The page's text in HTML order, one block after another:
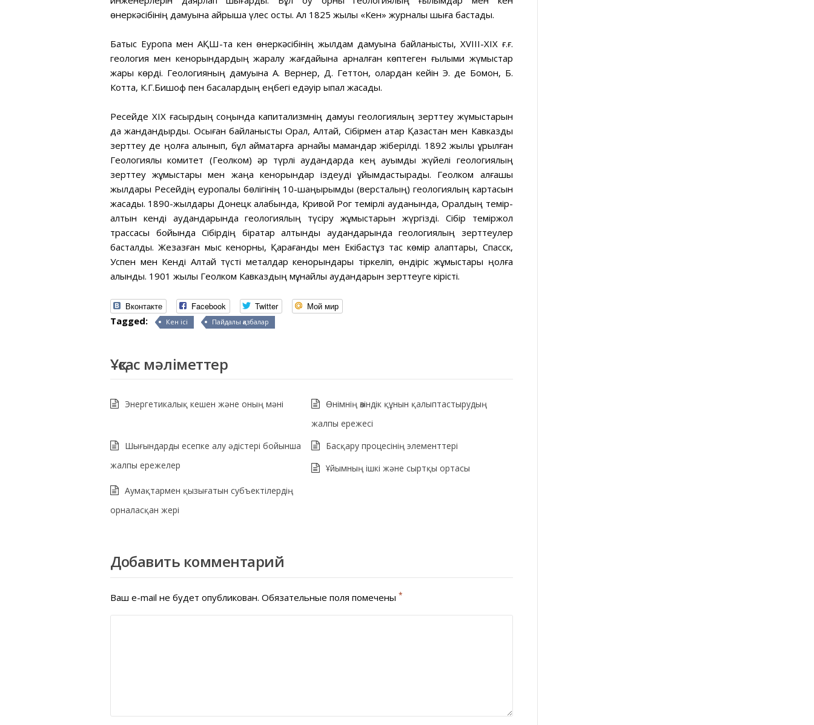
өнеркәсібінің дамуына айрықша үлес қосты. Ал 1825 жылы «Кен» журналы шыға бастады.
Батыс Еуропа мен АҚШ-та кен өнеркәсібінің жылдам дамуына байланысты, ХVIII-ХІХ ғ.ғ.
геология мен кенорындардың жаралу жағдайына арналған көптеген ғылыми жүмыстар
жарық көрді. Геологияның дамуына А. Вернер, Д. Геттон, олардан кейін Э. де Бомон, Б.
Котта, К.Г.Бишоф пен басқалардың еңбегі едәуір ықпал жасады.
Ресейде XIX ғасырдың соңында капитализмнің дамуы геологиялың зерттеу жүмыстарын
да жандандырды. Осыған байланысты Орал, Алтай, Сібірмен қатар Қазақстан мен Кавказды
зерттеу де ңолға алынып, бұл аймақтарға арнайы мамандар жіберілді. 1892 жылы құрылған
Геологиялық комитет (Геолком) әр түрлі аудандарда кең ауқымды жүйелі геологиялың
зерттеу жұмыстары мен жаңа кенорындар іздеуді ұйымдастырады. Геолком алғашқы
жылдары Ресейдің еуропалық бөлігінің 10-шаңырымдық (версталың) геологиялың картасын
жасады. 1890-жылдары Донецк алабында, Кривой Рог темірлі ауданында, Оралдың темір-
алтын кенді аудандарында геологиялың түсіру жұмыстарын жүргізді. Сібір теміржол
трассасы бойында Сібірдің бірқатар алтынды аудандарында геологиялың зерттеулер
басталды. Жезқазған мыс кенорны, Қарағанды мен Екібастұз тас көмір алаптары, Спасск,
Успен мен Кенді Алтай түсті металдар кенорындары тіркеліп, өндіріс жұмыстары ңолға
алынды. 1901 жылы Геолком Кавказдың мұнайлы аудандарын зерттеуге кірісті.
Вконтакте Facebook Twitter Мой мир
Tagged: Кен ісі Пайдалы қазбалар
Ұқсас мәліметтер
Энергетикалық кешен және оның мәні
Өнімнің өзіндік құнын қалыптастырудың
жалпы ережесі
Шығындарды есепке алу әдістері бойынша
жалпы ережелер
Басқару процесінің элементтері
Ұйымның ішкі және сыртқы ортасы
Аумақтармен қызығатын субъектілердің
орналасқан жері
Добавить комментарий
Ваш e-mail не будет опубликован. Обязательные поля помечены *